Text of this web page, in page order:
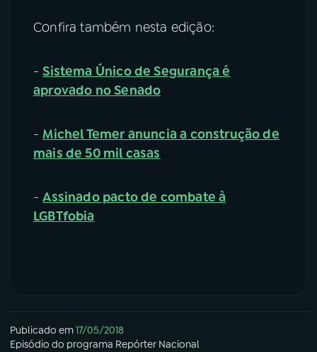
Confira também nesta edição:
-Sistema Único de Segurança é
aprovado no Senado
- Michel Temer anuncia a construção de
mais de 50 mil casas
-Assinado pacto de combate à
LGBTfobia
Publicado em17/05/2018
Episódio do programa Repórter Nacional